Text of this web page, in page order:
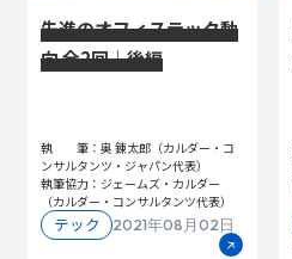
先進のオフィステック動
向 全2回｜後編
執 筆：奥 錬太郎（カルダー・コ
ンサルタンツ・ジャパン代表）
執筆協力：ジェームズ・カルダー
（カルダー・コンサルタンツ代表）
2021年08月02日
テック